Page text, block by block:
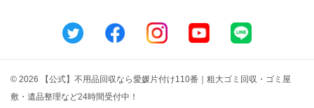
© 2026 【公式】不用品回収なら愛媛片付け110番｜粗大ゴミ回収・ゴミ屋
敷・遺品整理など24時間受付中！